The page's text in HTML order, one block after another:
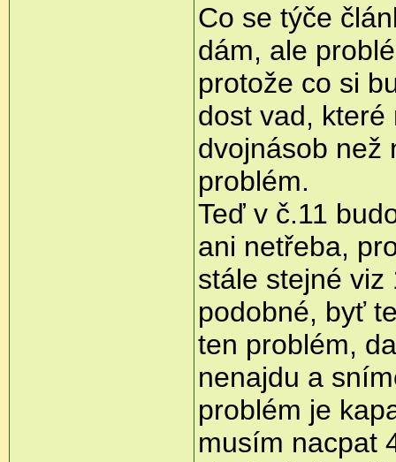
Co se týče
dám, ale
protože co si
dost vad,
dvojnásob než
problém.
Teď v č.11
ani netřeba,
stále stejné viz
podobné, byť
ten problém,
nenajdu a
problém je
musím nacpat